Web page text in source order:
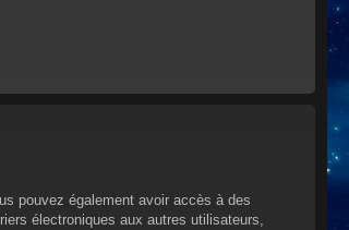
pouvez également avoir accès à des
électroniques aux autres utilisateurs,